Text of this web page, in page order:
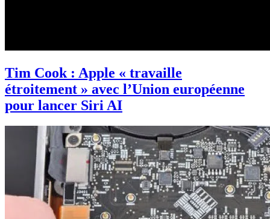
Tim Cook : Apple « travaille
étroitement » avec l’Union européenne
pour lancer Siri AI